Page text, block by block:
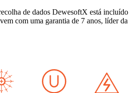
de dados DewesoftX está incluído
com uma garantia de 7 anos, líder da